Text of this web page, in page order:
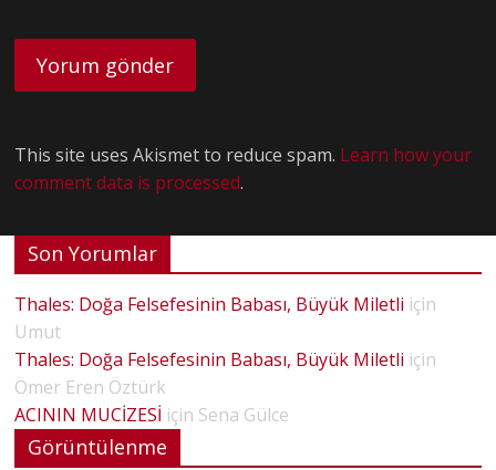
This site uses Akismet to reduce spam. Learn how your
comment data is processed.
Son Yorumlar
Thales: Doğa Felsefesinin Babası, Büyük Miletli için
Umut
Thales: Doğa Felsefesinin Babası, Büyük Miletli için
Ömer Eren Öztürk
ACININ MUCİZESİ için Sena Gülce
Görüntülenme